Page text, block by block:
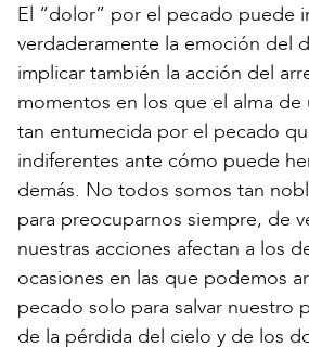
El “dolor” por el pecado puede
verdaderamente la emoción del
implicar también la acción del
momentos en los que el alma
tan entumecida por el pecado
indiferentes ante cómo puede
demás. No todos somos tan
para preocuparnos siempre, de
nuestras acciones afectan a los
ocasiones en las que podemos
pecado solo para salvar nuestro
de la pérdida del cielo y de los